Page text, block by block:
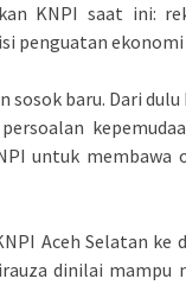
KNPI saat ini:
penguatan
sosok baru. Dari
untuk membawa
Aceh Selatan ke
dinilai mampu